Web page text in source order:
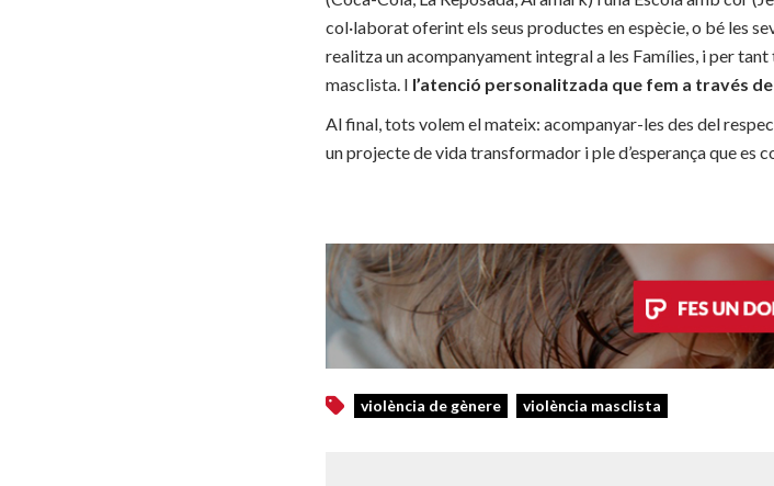
col·laborat oferint els seus productes en espècie, o bé les
realitza un acompanyament integral a les Famílies, i per
masclista. I l’atenció personalitzada que fem a través
Al final, tots volem el mateix: acompanyar-les des del
un projecte de vida transformador i ple d’esperança que es
violència de gènere violència masclista